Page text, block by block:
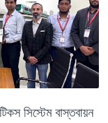
সিস্টেম বাস্তবায়ন